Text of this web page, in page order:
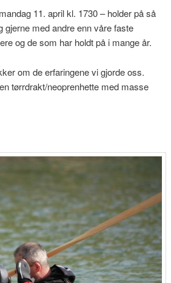
11. april kl. 1730 – holder på så
med andre enn våre faste
og de som har holdt på i mange år.
om de erfaringene vi gjorde oss.
tørrdrakt/neoprenhette med masse